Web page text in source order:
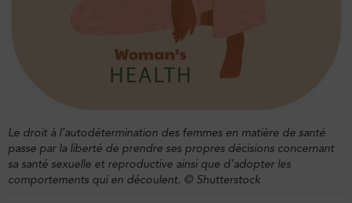
Le droit à l’autodétermination des femmes en matière de santé
passe par la liberté de prendre ses propres décisions concernant
sa santé sexuelle et reproductive ainsi que d’adopter les
comportements qui en découlent. © Shutterstock